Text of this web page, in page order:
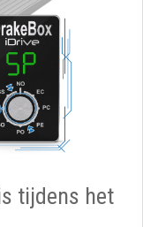
tijdens het